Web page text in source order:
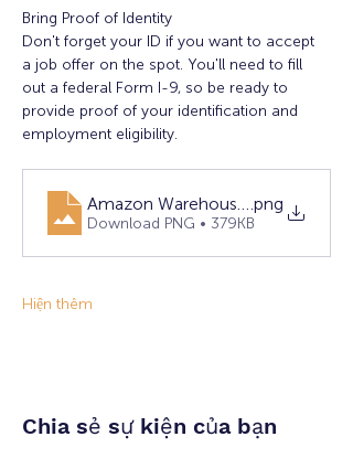
Bring Proof of Identity
Don't forget your ID if you want to accept
a job offer on the spot. You'll need to fill
out a federal Form I-9, so be ready to
provide proof of your identification and
employment eligibility.
Amazon Warehouse Hiring Event
.png
Download PNG • 379KB
Hiện thêm
Chia sẻ sự kiện của bạn